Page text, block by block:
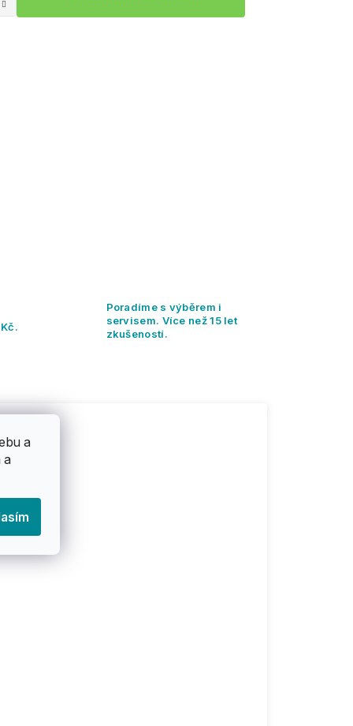
a
a
Poradíme s výběrem i
servisem. Více než 15 let
zkušeností.